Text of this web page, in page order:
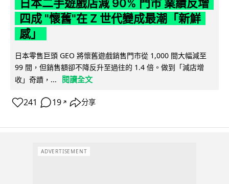
日本二手遊戲店減 90% 門市 業績反增
四成 "懷舊"在 Z 世代變成最潮「新鮮
感」
日本零售巨頭 GEO 將懷舊遊戲銷售門市從 1,000 間大幅減至
99 間，但銷售額卻不降反升至過往的 1.4 倍。做到「減店增
收」奇蹟，...
閱讀全文
241 19 ↗ 分享
ADVERTISEMENT